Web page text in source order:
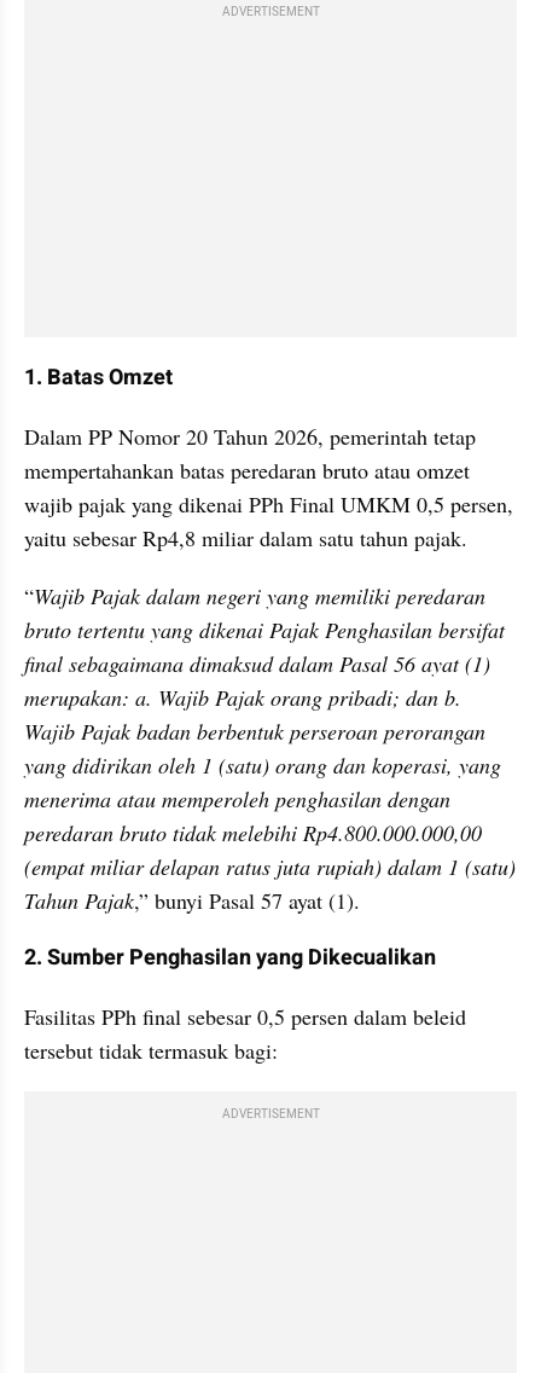
ADVERTISEMENT
1. Batas Omzet
Dalam PP Nomor 20 Tahun 2026, pemerintah tetap
mempertahankan batas peredaran bruto atau omzet
wajib pajak yang dikenai PPh Final UMKM 0,5 persen,
yaitu sebesar Rp4,8 miliar dalam satu tahun pajak.
“Wajib Pajak dalam negeri yang memiliki peredaran
bruto tertentu yang dikenai Pajak Penghasilan bersifat
final sebagaimana dimaksud dalam Pasal 56 ayat (1)
merupakan: a. Wajib Pajak orang pribadi; dan b.
Wajib Pajak badan berbentuk perseroan perorangan
yang didirikan oleh 1 (satu) orang dan koperasi, yang
menerima atau memperoleh penghasilan dengan
peredaran bruto tidak melebihi Rp4.800.000.000,00
(empat miliar delapan ratus juta rupiah) dalam 1 (satu)
Tahun Pajak,” bunyi Pasal 57 ayat (1).
2. Sumber Penghasilan yang Dikecualikan
Fasilitas PPh final sebesar 0,5 persen dalam beleid
tersebut tidak termasuk bagi:
ADVERTISEMENT